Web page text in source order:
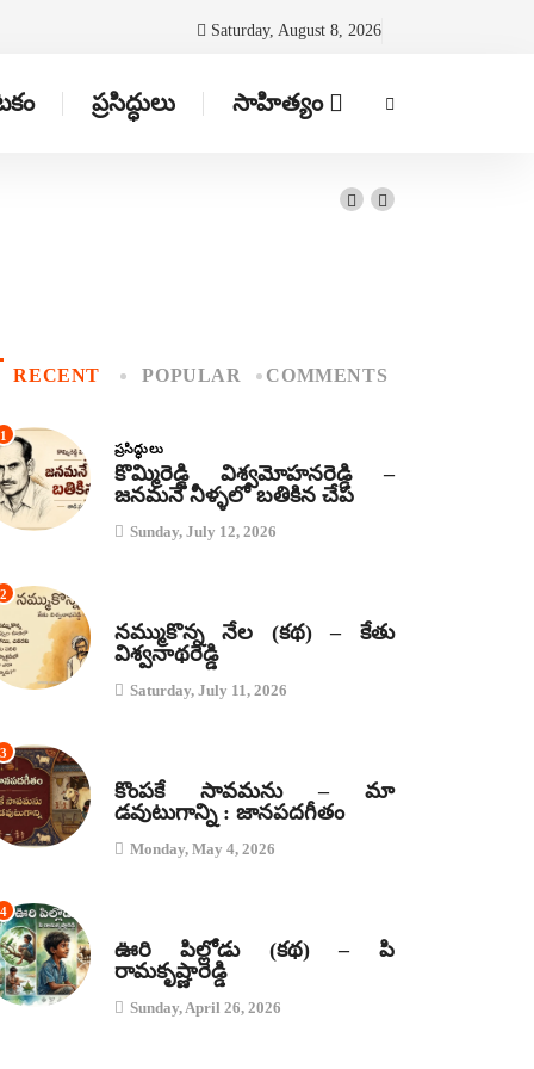
Saturday, August 8, 2026
ప్రసిద్ధులు సాహిత్యం
RECENT POPULAR COMMENTS
1
ప్రసిద్ధులు
కొమ్మిరెడ్డి విశ్వమోహనరెడ్డి –
జనమనే నీళ్ళలో బతికిన చేప
Sunday, July 12, 2026
2
నమ్ముకొన్న నేల (కథ) – కేతు
విశ్వనాథరెడ్డి
Saturday, July 11, 2026
3
కొంపకే సావమను – మా
డవుటుగాన్ని : జానపదగీతం
Monday, May 4, 2026
4
ఊరి పిల్లోడు (కథ) – పి
రామకృష్ణారెడ్డి
Sunday, April 26, 2026